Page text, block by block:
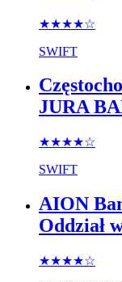
★★★★☆
SWIFT
JURA
★★★★☆
SWIFT
AION
Oddział
★★★★☆